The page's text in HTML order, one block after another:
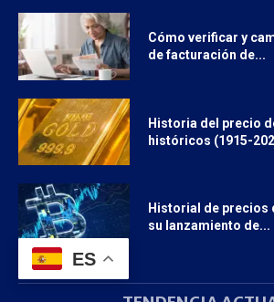
Cómo verificar y
de facturación de...
Historia del precio
históricos (1915-
Historial de precios
su lanzamiento de...
ES